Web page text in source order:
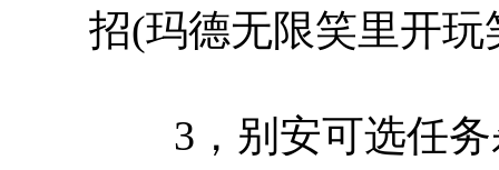
招(玛德无限笑里开玩
3，别安可选任务